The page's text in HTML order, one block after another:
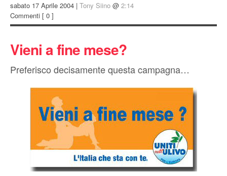
sabato 17 Aprile 2004 | Tony Siino @ 2:14
Commenti [ 0 ]
Vieni a fine mese?
Preferisco decisamente questa campagna…